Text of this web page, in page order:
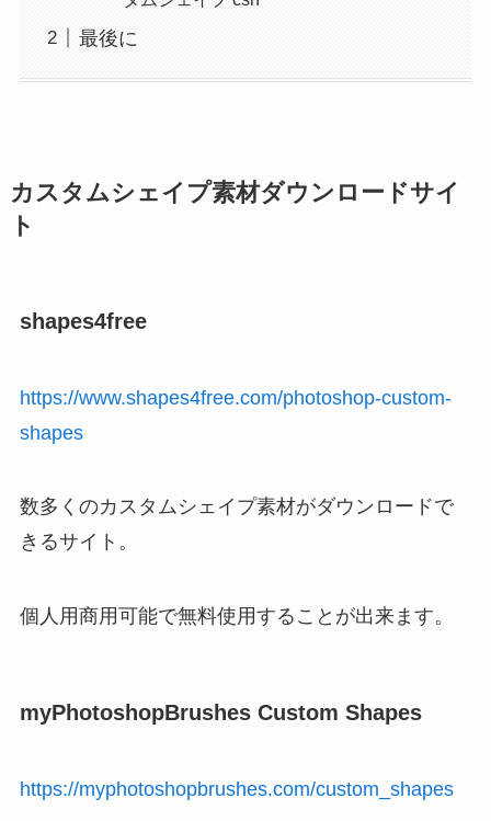
最後に
カスタムシェイプ素材ダウンロードサイ
ト
shapes4free
https://www.shapes4free.com/photoshop-custom-
shapes
数多くのカスタムシェイプ素材がダウンロードで
きるサイト。
個人用商用可能で無料使用することが出来ます。
myPhotoshopBrushes Custom Shapes
https://myphotoshopbrushes.com/custom_shapes